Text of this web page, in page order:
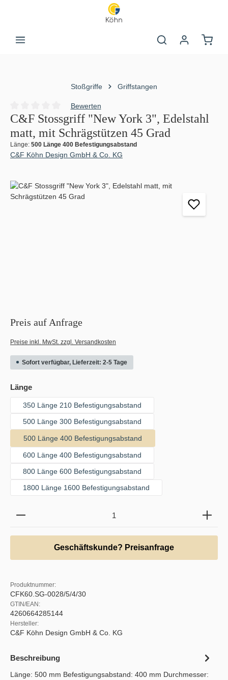
Stoßgriffe Griffstangen
Durchschnittliche Bewertung von 0 von 5 Sternen
Bewerten
C&F Stossgriff "New York 3", Edelstahl
matt, mit Schrägstützen 45 Grad
Länge: 500 Länge 400 Befestigungsabstand
C&F Köhn Design GmbH & Co. KG
Bildergalerie überspringen
Preis auf Anfrage
Preise inkl. MwSt. zzgl. Versandkosten
Sofort verfügbar, Lieferzeit: 2-5 Tage
Längeauswählen
350 Länge 210 Befestigungsabstand
500 Länge 300 Befestigungsabstand
500 Länge 400 Befestigungsabstand
600 Länge 400 Befestigungsabstand
800 Länge 600 Befestigungsabstand
1800 Länge 1600 Befestigungsabstand
Produkt Anzahl: Gib den gewünschten Wert ein
Geschäftskunde? Preisanfrage
Produktnummer:
CFK60.SG-0028/5/4/30
GTIN/EAN:
4260664285144
Hersteller:
C&F Köhn Design GmbH & Co. KG
Beschreibung
Länge: 500 mm Befestigungsabstand: 400 mm Durchmesser: